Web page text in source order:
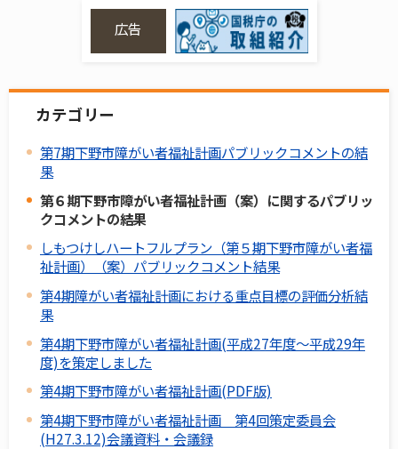
広告
カテゴリー
第7期下野市障がい者福祉計画パブリックコメントの結
果
第６期下野市障がい者福祉計画（案）に関するパブリッ
クコメントの結果
しもつけしハートフルプラン（第５期下野市障がい者福
祉計画）（案）パブリックコメント結果
第4期障がい者福祉計画における重点目標の評価分析結
果
第4期下野市障がい者福祉計画(平成27年度～平成29年
度)を策定しました
第4期下野市障がい者福祉計画(PDF版)
第4期下野市障がい者福祉計画 第4回策定委員会
(H27.3.12)会議資料・会議録